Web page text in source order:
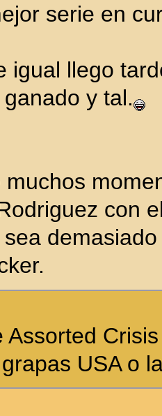
serie en
igual llego
y tal.
muchos
con
Assorted
USA o